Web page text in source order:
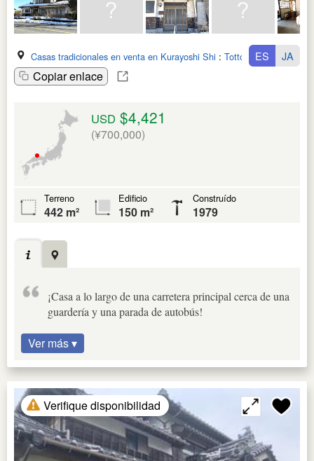
Casas tradicionales en venta en Kurayoshi Shi : Tottori Ken
Copiar enlace
ES JA
USD $4,421
(¥700,000)
Terreno
442 m²
Edificio
150 m²
Construído
1979
¡Casa a lo largo de una carretera principal cerca de una
guardería y una parada de autobús!
Ver más ▾
Verifique disponibilidad